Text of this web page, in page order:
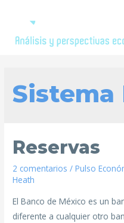
Sistema
Reservas
2 comentarios /Pulso
Heath
El Banco de México es un
diferente a cualquier otro